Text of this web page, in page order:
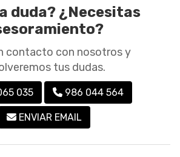
duda? ¿Necesitas
contacto con nosotros y
tus dudas.
035 986 044 564
ENVIAR EMAIL